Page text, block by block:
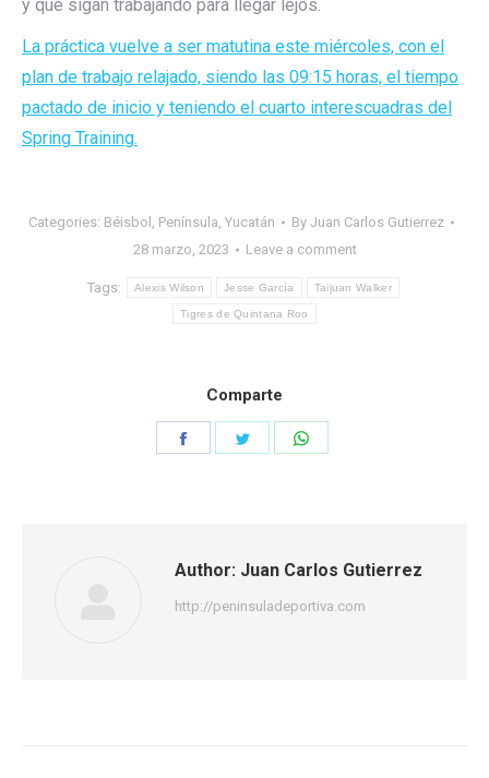
y que sigan trabajando para llegar lejos.
La práctica vuelve a ser matutina este miércoles, con el
plan de trabajo relajado, siendo las 09:15 horas, el tiempo
pactado de inicio y teniendo el cuarto interescuadras del
Spring Training.
Categories: Béisbol , Península, Yucatán By Juan Carlos Gutierrez
28 marzo, 2023
Leave a comment
Tags: Alexis Wilson Jesse García Taijuan Walker
Tigres de Quintana Roo
Comparte
Share
Author: Juan Carlos Gutierrez
http://peninsuladeportiva.com